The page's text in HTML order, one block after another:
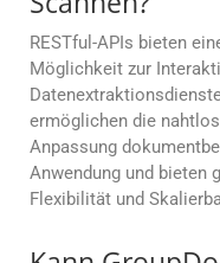
RESTful-APIs bieten
Möglichkeit zur
ermöglichen die
Anpassung
Anwendung und bieten
Flexibilität und